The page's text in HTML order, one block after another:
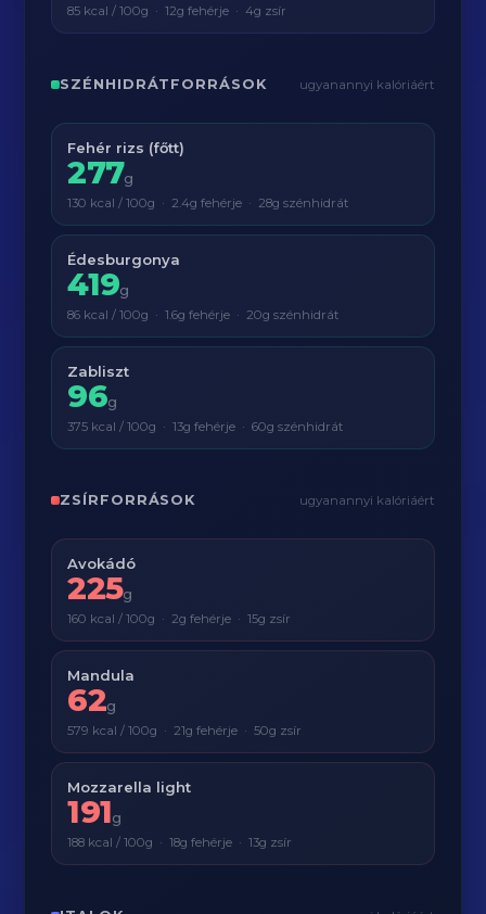
85 kcal / 100g · 12g fehérje · 4g zsír
SZÉNHIDRÁTFORRÁSOK ugyanannyi kalóriáért
Fehér rizs (főtt)
277g
130 kcal / 100g · 2.4g fehérje · 28g szénhidrát
Édesburgonya
419g
86 kcal / 100g · 1.6g fehérje · 20g szénhidrát
Zabliszt
96g
375 kcal / 100g · 13g fehérje · 60g szénhidrát
ZSÍRFORRÁSOK ugyanannyi kalóriáért
Avokádó
225g
160 kcal / 100g · 2g fehérje · 15g zsír
Mandula
62g
579 kcal / 100g · 21g fehérje · 50g zsír
Mozzarella light
191g
188 kcal / 100g · 18g fehérje · 13g zsír